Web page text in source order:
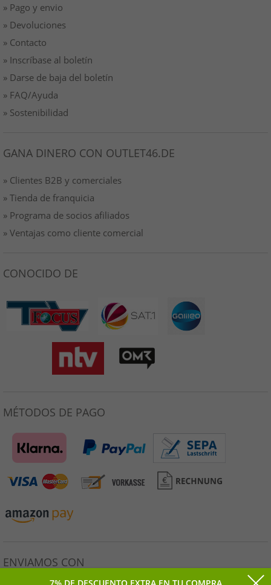
» Pago y envio
» Devoluciones
» Contacto
» Inscríbase al boletín
» Darse de baja del boletín
» FAQ/Ayuda
» Sostenibilidad
GANA DINERO CON OUTLET46.DE
» Clientes B2B y comerciales
» Tienda de franquicia
» Programa de socios afiliados
» Ventajas como cliente comercial
CONOCIDO DE
MÉTODOS DE PAGO
ENVIAMOS CON